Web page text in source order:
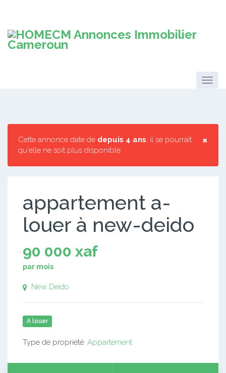
×
Cette annonce date de depuis 4 ans, il se pourrait
qu'elle ne soit plus disponible.
appartement a-
louer à new-deido
90 000 xaf
par mois
New Deido
A louer
Type de propriété: Appartement